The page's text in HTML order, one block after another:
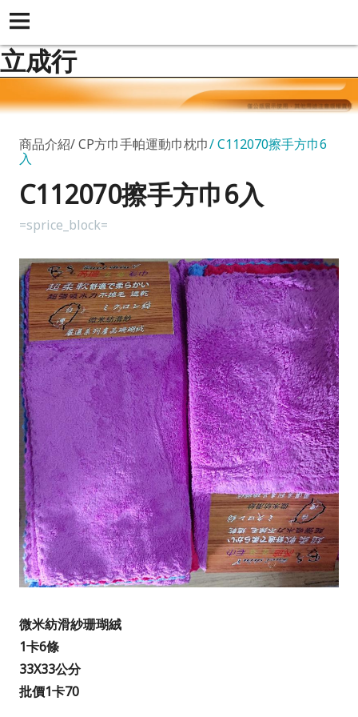
立成行
商品介紹 CP方巾手帕運動巾枕巾 C112070擦手方巾6
入
C112070擦手方巾6入
=sprice_block=
微米紡滑紗珊瑚絨
1卡6條
33X33公分
批價1卡70